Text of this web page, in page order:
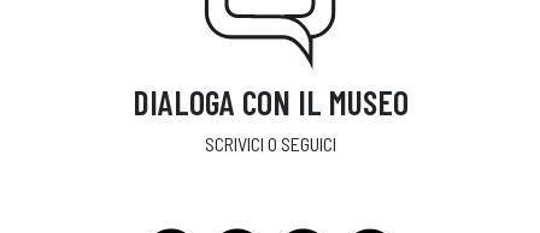
DIALOGA CON IL MUSEO
SCRIVICI O SEGUICI